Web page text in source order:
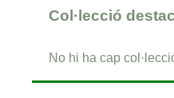
Col·lecció
No hi ha cap